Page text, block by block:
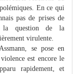
En ce qui
pas de prises de
la question de la
virulente.
se pose en
est encore le
rapidement, et